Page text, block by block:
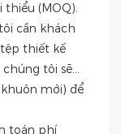
(MOQ).
thiết kế
tôi sẽ...